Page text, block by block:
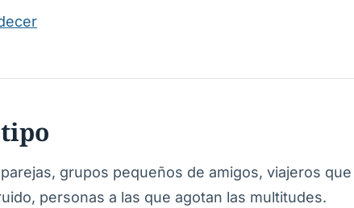
grupos pequeños de amigos, viajeros que
personas a las que agotan las multitudes.